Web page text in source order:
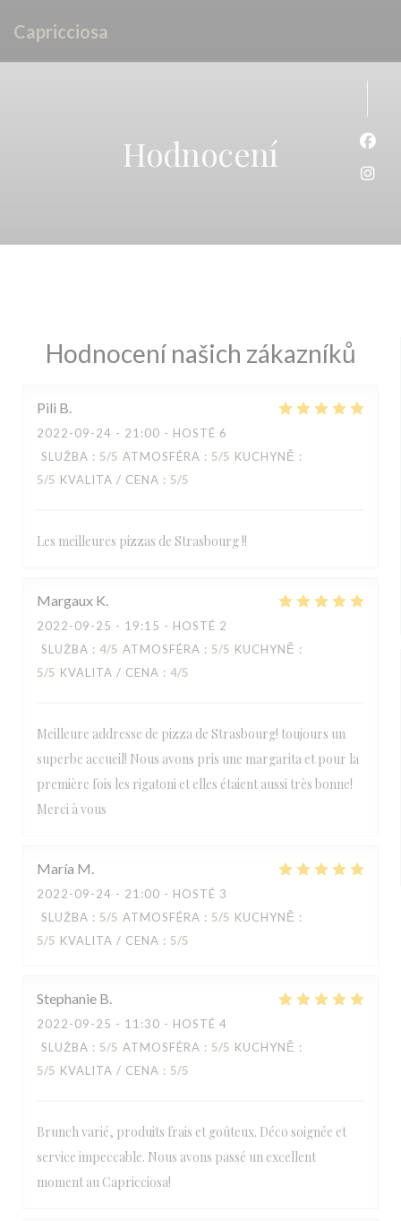
Capricciosa
Hodnocení
Hodnocení našich zákazníků
Pili B
2022-09-24 - 21:00 - HOSTÉ 6
SLUŽBA : 5/5 ATMOSFÉRA : 5/5 KUCHYNĚ :
5/5 KVALITA / CENA : 5/5
Les meilleures pizzas de Strasbourg !!
Margaux K
2022-09-25 - 19:15 - HOSTÉ 2
SLUŽBA : 4/5 ATMOSFÉRA : 5/5 KUCHYNĚ :
5/5 KVALITA / CENA : 4/5
Meilleure addresse de pizza de Strasbourg! toujours un
superbe accueil! Nous avons pris une margarita et pour la
première fois les rigatoni et elles étaient aussi très bonne!
Merci à vous
María M
2022-09-24 - 21:00 - HOSTÉ 3
SLUŽBA : 5/5 ATMOSFÉRA : 5/5 KUCHYNĚ :
5/5 KVALITA / CENA : 5/5
Stephanie B
2022-09-25 - 11:30 - HOSTÉ 4
SLUŽBA : 5/5 ATMOSFÉRA : 5/5 KUCHYNĚ :
5/5 KVALITA / CENA : 5/5
Brunch varié, produits frais et goûteux. Déco soignée et
service impeccable. Nous avons passé un excellent
moment au Capricciosa!